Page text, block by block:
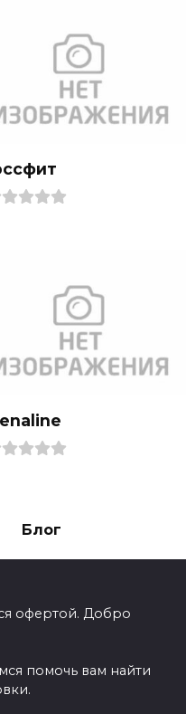
Блог
офертой. Добро
помочь вам найти